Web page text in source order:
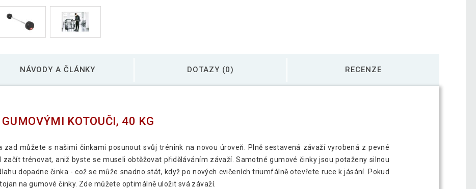
NÁVODY A ČLÁNKY DOTAZY (0) RECENZE
KOTOUČI, 40 KG
můžete s našimi činkami posunout svůj trénink na novou úroveň. Plně sestavená závaží vyrobená z pevné
trénovat, aniž byste se museli obtěžovat přiděláváním závaží. Samotné gumové činky jsou potaženy silnou
dopadne činka - což se může snadno stát, když po nových cvičeních triumfálně otevřete ruce k jásání. Pokud
na gumové činky. Zde můžete optimálně uložit svá závaží.